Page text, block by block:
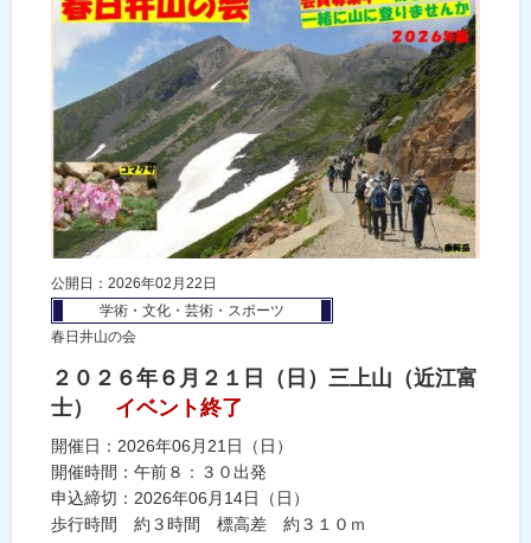
公開日：2026年02月22日
学術・文化・芸術・スポーツ
春日井山の会
２０２６年６月２１日（日）三上山（近江富
士）
イベント終了
開催日：2026年06月21日（日）
開催時間：午前８：３０出発
申込締切：2026年06月14日（日）
歩行時間 約３時間 標高差 約３１０ｍ